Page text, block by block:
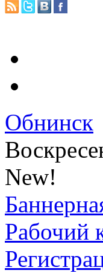
Обнинск
New!
Рабочий